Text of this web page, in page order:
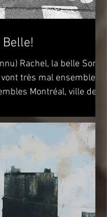
Belle!
Sont
très mal ensembles
ville de